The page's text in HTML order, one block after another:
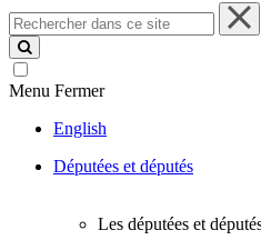
Rechercher
dans
ce
site
Menu Fermer
English
Députées et députés
Les députées et